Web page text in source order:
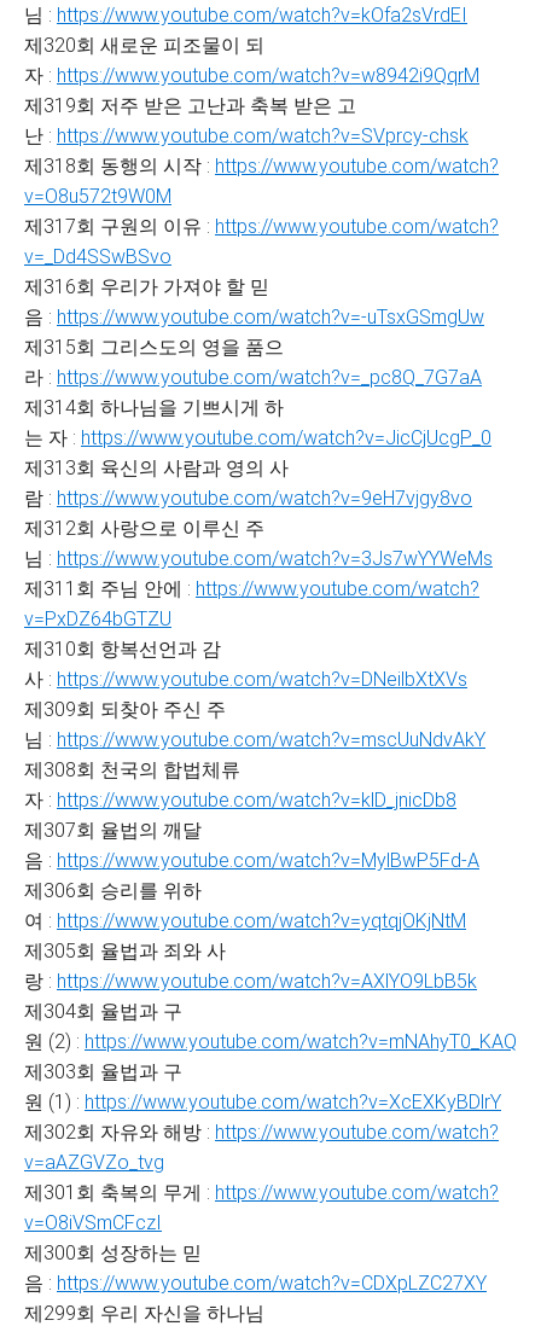
님 : https://www.youtube.com/watch?v=kOfa2sVrdEI
제320회 새로운 피조물이 되
자 : https://www.youtube.com/watch?v=w8942i9QqrM
제319회 저주 받은 고난과 축복 받은 고
난 : https://www.youtube.com/watch?v=SVprcy-chsk
제318회 동행의 시작 : https://www.youtube.com/watch?
v=O8u572t9W0M
제317회 구원의 이유 : https://www.youtube.com/watch?
v=_Dd4SSwBSvo
제316회 우리가 가져야 할 믿
음 : https://www.youtube.com/watch?v=-uTsxGSmgUw
제315회 그리스도의 영을 품으
라 : https://www.youtube.com/watch?v=_pc8Q_7G7aA
제314회 하나님을 기쁘시게 하
는 자 : https://www.youtube.com/watch?v=JicCjUcgP_0
제313회 육신의 사람과 영의 사
람 : https://www.youtube.com/watch?v=9eH7vjgy8vo
제312회 사랑으로 이루신 주
님 : https://www.youtube.com/watch?v=3Js7wYYWeMs
제311회 주님 안에 : https://www.youtube.com/watch?
v=PxDZ64bGTZU
제310회 항복선언과 감
사 : https://www.youtube.com/watch?v=DNeilbXtXVs
제309회 되찾아 주신 주
님 : https://www.youtube.com/watch?v=mscUuNdvAkY
제308회 천국의 합법체류
자 : https://www.youtube.com/watch?v=klD_jnicDb8
제307회 율법의 깨달
음 : https://www.youtube.com/watch?v=MylBwP5Fd-A
제306회 승리를 위하
여 : https://www.youtube.com/watch?v=yqtqjOKjNtM
제305회 율법과 죄와 사
랑 : https://www.youtube.com/watch?v=AXlYO9LbB5k
제304회 율법과 구
원 (2) : https://www.youtube.com/watch?v=mNAhyT0_KAQ
제303회 율법과 구
원 (1) : https://www.youtube.com/watch?v=XcEXKyBDlrY
제302회 자유와 해방 : https://www.youtube.com/watch?
v=aAZGVZo_tvg
제301회 축복의 무게 : https://www.youtube.com/watch?
v=O8iVSmCFczI
제300회 성장하는 믿
음 : https://www.youtube.com/watch?v=CDXpLZC27XY
제299회 우리 자신을 하나님